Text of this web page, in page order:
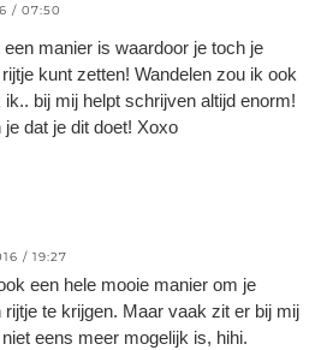
/ 07:50
manier is waardoor je toch je
kunt zetten! Wandelen zou ik ook
bij mij helpt schrijven altijd enorm!
dat je dit doet! Xoxo
/ 19:27
een hele mooie manier om je
te krijgen. Maar vaak zit er bij mij
eens meer mogelijk is, hihi.